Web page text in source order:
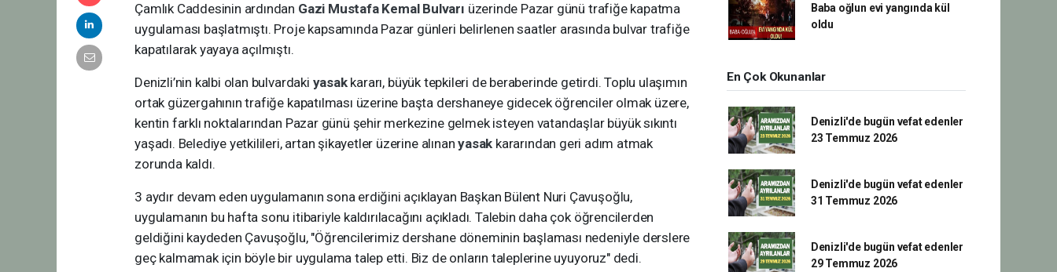
Çamlık Caddesinin ardından Gazi Mustafa Kemal Bulvarı üzerinde Pazar günü trafiğe kapatma
uygulaması başlatmıştı. Proje kapsamında Pazar günleri belirlenen saatler arasında bulvar trafiğe
kapatılarak yayaya açılmıştı.
Denizli’nin kalbi olan bulvardaki yasak kararı, büyük tepkileri de beraberinde getirdi. Toplu ulaşımın
ortak güzergahının trafiğe kapatılması üzerine başta dershaneye gidecek öğrenciler olmak üzere,
kentin farklı noktalarından Pazar günü şehir merkezine gelmek isteyen vatandaşlar büyük sıkıntı
yaşadı. Belediye yetkilileri, artan şikayetler üzerine alınanyasak kararından geri adım atmak
zorunda kaldı.
3 aydır devam eden uygulamanın sona erdiğini açıklayan Başkan Bülent Nuri Çavuşoğlu,
uygulamanın bu hafta sonu itibariyle kaldırılacağını açıkladı. Talebin daha çok öğrencilerden
geldiğini kaydeden Çavuşoğlu, "Öğrencilerimiz dershane döneminin başlaması nedeniyle derslere
geç kalmamak için böyle bir uygulama talep etti. Biz de onların taleplerine uyuyoruz" dedi.
Baba oğlun evi yangında kül
oldu
En Çok Okunanlar
Denizli'de bugün vefat edenler
23 Temmuz 2026
Denizli'de bugün vefat edenler
31 Temmuz 2026
Denizli'de bugün vefat edenler
29 Temmuz 2026